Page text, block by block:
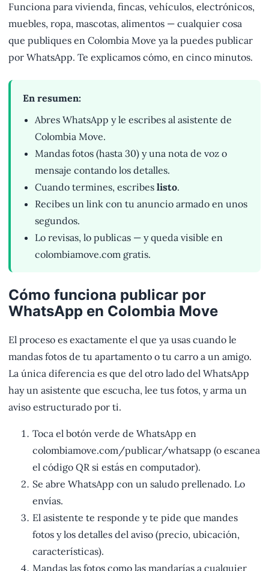
Funciona para vivienda, fincas, vehículos, electrónicos,
muebles, ropa, mascotas, alimentos — cualquier cosa
que publiques en Colombia Move ya la puedes publicar
por WhatsApp. Te explicamos cómo, en cinco minutos.
En resumen:
Abres WhatsApp y le escribes al asistente de
Colombia Move.
Mandas fotos (hasta 30) y una nota de voz o
mensaje contando los detalles.
Cuando termines, escribes listo.
Recibes un link con tu anuncio armado en unos
segundos.
Lo revisas, lo publicas — y queda visible en
colombiamove.com gratis.
Cómo funciona publicar por
WhatsApp en Colombia Move
El proceso es exactamente el que ya usas cuando le
mandas fotos de tu apartamento o tu carro a un amigo.
La única diferencia es que del otro lado del WhatsApp
hay un asistente que escucha, lee tus fotos, y arma un
aviso estructurado por ti.
Toca el botón verde de WhatsApp en
colombiamove.com/publicar/whatsapp (o escanea
el código QR si estás en computador).
Se abre WhatsApp con un saludo prellenado. Lo
envías.
El asistente te responde y te pide que mandes
fotos y los detalles del aviso (precio, ubicación,
características).
Mandas las fotos como las mandarías a cualquier